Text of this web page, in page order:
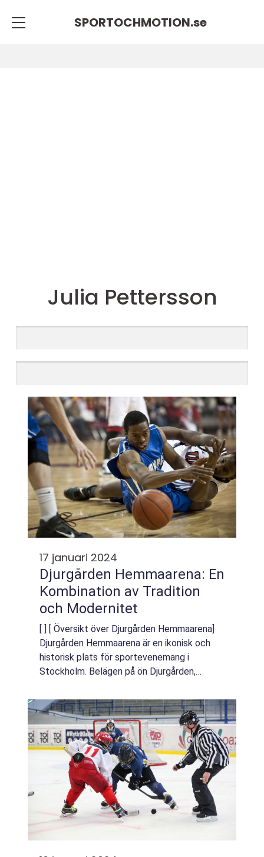
SPORTOCHMOTION.se
Julia Pettersson
17 januari 2024
Djurgården Hemmaarena: En
Kombination av Tradition
och Modernitet
[ ] [ Översikt över Djurgården Hemmaarena]
Djurgården Hemmaarena är en ikonisk och
historisk plats för sportevenemang i
Stockholm. Belägen på ön Djurgården,
av tradition och modernitet för sportfans
och åsk...